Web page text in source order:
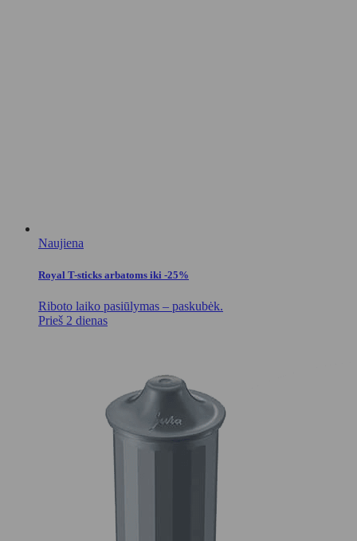
Naujiena
Royal T-sticks arbatoms iki -25%
Riboto laiko pasiūlymas – paskubėk.
Prieš 2 dienas